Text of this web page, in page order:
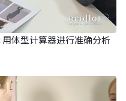
用体型计算器进行准确分析